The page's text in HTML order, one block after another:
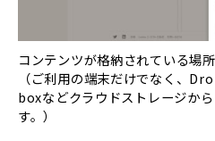
コンテンツが格納されている場所
（ご利用の端末だけでなく、
boxなどクラウドストレージか
す。）